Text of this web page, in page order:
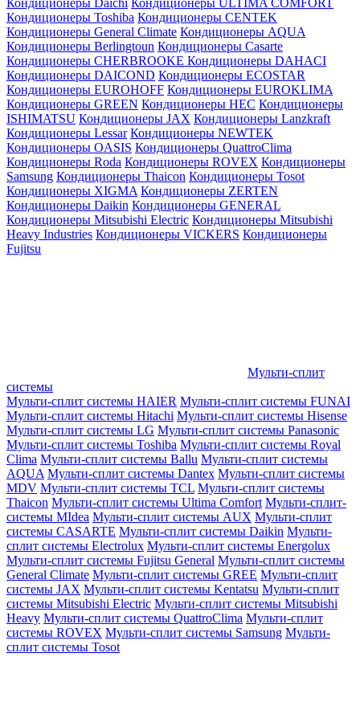
Кондиционеры Daichi Кондиционеры ULTIMA COMFORT
Кондиционеры Toshiba Кондиционеры CENTEK
Кондиционеры General Climate Кондиционеры AQUA
Кондиционеры Berlingtoun Кондиционеры Casarte
Кондиционеры CHERBROOKE Кондиционеры DAHACI
Кондиционеры DAICOND Кондиционеры ECOSTAR
Кондиционеры EUROHOFF Кондиционеры EUROKLIMA
Кондиционеры GREEN Кондиционеры HEC Кондиционеры
ISHIMATSU Кондиционеры JAX Кондиционеры Lanzkraft
Кондиционеры Lessar Кондиционеры NEWTEK
Кондиционеры OASIS Кондиционеры QuattroClima
Кондиционеры Roda Кондиционеры ROVEX Кондиционеры
Samsung Кондиционеры Thaicon Кондиционеры Tosot
Кондиционеры XIGMA Кондиционеры ZERTEN
Кондиционеры Daikin Кондиционеры GENERAL
Кондиционеры Mitsubishi Electric Кондиционеры Mitsubishi
Heavy Industries Кондиционеры VICKERS Кондиционеры
Fujitsu
Мульти-сплит
системы
Мульти-сплит системы HAIER Мульти-сплит системы FUNAI
Мульти-сплит системы Hitachi Мульти-сплит системы Hisense
Мульти-сплит системы LG Мульти-сплит системы Panasonic
Мульти-сплит системы Toshiba Мульти-сплит системы Royal
Clima Мульти-сплит системы Ballu Мульти-сплит системы
AQUA Мульти-сплит системы Dantex Мульти-сплит системы
MDV Мульти-сплит системы TCL Мульти-сплит системы
Thaicon Мульти-сплит системы Ultima Comfort Мульти-сплит-
системы MIdea Мульти-сплит системы AUX Мульти-сплит
системы CASARTE Мульти-сплит системы Daikin Мульти-
сплит системы Electrolux Мульти-сплит системы Energolux
Мульти-сплит системы Fujitsu General Мульти-сплит системы
General Climate Мульти-сплит системы GREE Мульти-сплит
системы JAX Мульти-сплит системы Kentatsu Мульти-сплит
системы Mitsubishi Electric Мульти-сплит системы Mitsubishi
Heavy Мульти-сплит системы QuattroClima Мульти-сплит
системы ROVEX Мульти-сплит системы Samsung Мульти-
сплит системы Tosot